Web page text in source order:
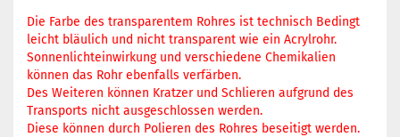
Die Farbe des transparentem Rohres ist technisch Bedingt
leicht bläulich und nicht transparent wie ein Acrylrohr.
Sonnenlichteinwirkung und verschiedene Chemikalien
können das Rohr ebenfalls verfärben.
Des Weiteren können Kratzer und Schlieren aufgrund des
Transports nicht ausgeschlossen werden.
Diese können durch Polieren des Rohres beseitigt werden.